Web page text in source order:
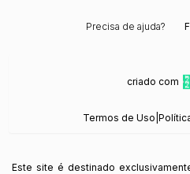
Precisa de ajuda?
criado com
Termos de Uso
Este site é destinado